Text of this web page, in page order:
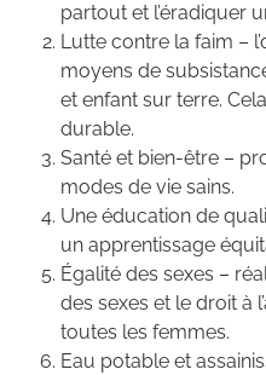
partout et l’éradiquer
Lutte contre la faim –
moyens de
et enfant sur terre.
durable.
Santé et bien-être –
modes de vie sains.
Une éducation de
un apprentissage
Égalité des sexes –
des sexes et le droit à
toutes les femmes.
Eau potable et